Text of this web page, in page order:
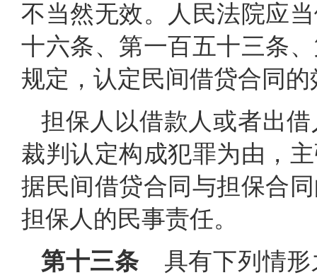
不当然无效。人民法院应
十六条、第一百五十三条
规定，认定民间借贷合同的
担保人以借款人或者出
裁判认定构成犯罪为由，
据民间借贷合同与担保合
担保人的民事责任。
第十三条具有下列情形